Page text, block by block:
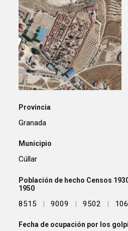
Provincia
Granada
Municipio
Cúllar
Población de hecho Censos 1930
1950
8515 | 9009 | 9502 |
Fecha de ocupación por los